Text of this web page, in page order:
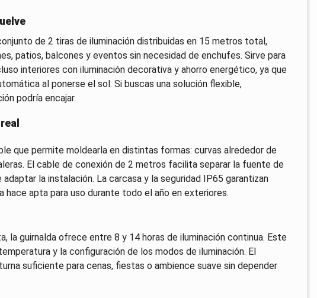
de 2 tiras de iluminación distribuidas en 15 metros total,
patios, balcones y eventos sin necesidad de enchufes. Sirve para
interiores con iluminación decorativa y ahorro energético, ya que
al ponerse el sol. Si buscas una solución flexible,
podría encajar.
que permite moldearla en distintas formas: curvas alrededor de
El cable de conexión de 2 metros facilita separar la fuente de
la instalación. La carcasa y la seguridad IP65 garantizan
apta para uso durante todo el año en exteriores.
la guirnalda ofrece entre 8 y 14 horas de iluminación continua. Este
y la configuración de los modos de iluminación. El
suficiente para cenas, fiestas o ambience suave sin depender